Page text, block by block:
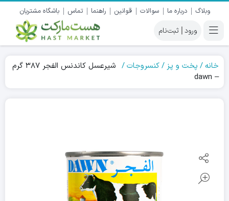
وبلاگ درباره ما سوالات قوانین راهنما تماس باشگاه مشتریان
|
خانه پخت و پز کنسروجات
شیرعسل کاندنس الفجر ۳۸۷ گرم
– dawn